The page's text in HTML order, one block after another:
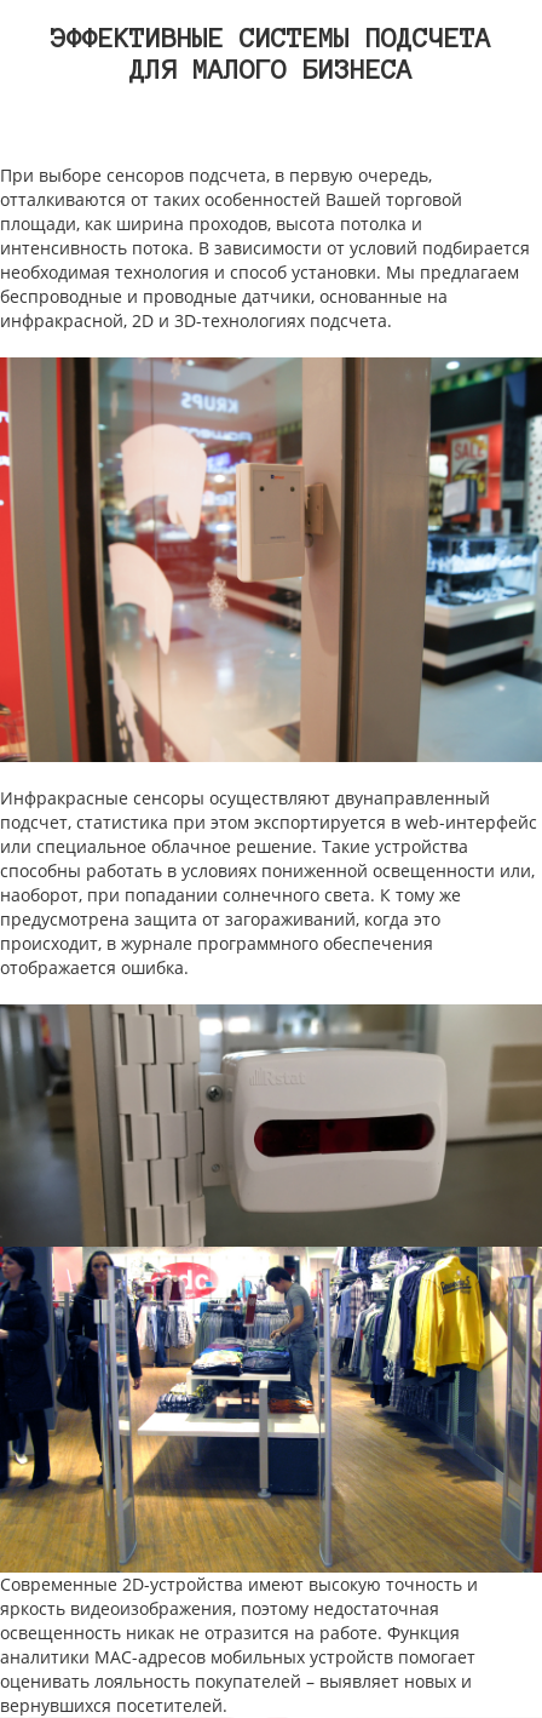
ЭФФЕКТИВНЫЕ СИСТЕМЫ ПОДСЧЕТА
ДЛЯ МАЛОГО БИЗНЕСА
При выборе сенсоров подсчета, в первую очередь,
отталкиваются от таких особенностей Вашей торговой
площади, как ширина проходов, высота потолка и
интенсивность потока. В зависимости от условий подбирается
необходимая технология и способ установки. Мы предлагаем
беспроводные и проводные датчики, основанные на
инфракрасной, 2D и 3D-технологиях подсчета.
Инфракрасные сенсоры осуществляют двунаправленный
подсчет, статистика при этом экспортируется в web-интерфейс
или специальное облачное решение. Такие устройства
способны работать в условиях пониженной освещенности или,
наоборот, при попадании солнечного света. К тому же
предусмотрена защита от загораживаний, когда это
происходит, в журнале программного обеспечения
отображается ошибка.
Современные 2D-устройства имеют высокую точность и
яркость видеоизображения, поэтому недостаточная
освещенность никак не отразится на работе. Функция
аналитики MAC-адресов мобильных устройств помогает
оценивать лояльность покупателей – выявляет новых и
вернувшихся посетителей.